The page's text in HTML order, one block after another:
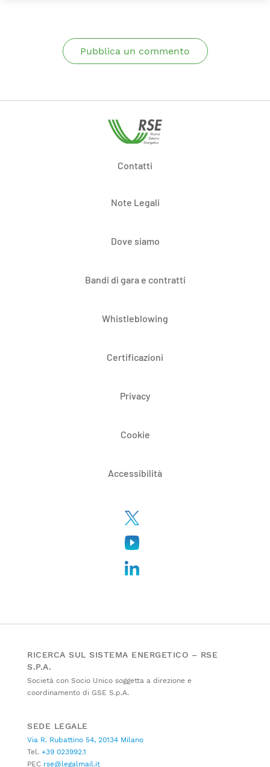
Pubblica un commento
Contatti
Note Legali
Dove siamo
Bandi di gara e contratti
Whistleblowing
Certificazioni
Privacy
Cookie
Accessibilità
RICERCA SUL SISTEMA ENERGETICO – RSE
S.P.A.
Società con Socio Unico soggetta a direzione e
coordinamento di GSE S.p.A.
SEDE LEGALE
Via R. Rubattino 54, 20134 Milano
Tel. +39 023992.1
PEC rse@legalmail.it